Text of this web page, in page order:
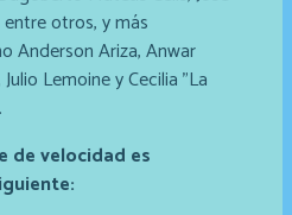
entre otros, y más
Anderson Ariza, Anwar
Lemoine y Cecilia "La
de velocidad es